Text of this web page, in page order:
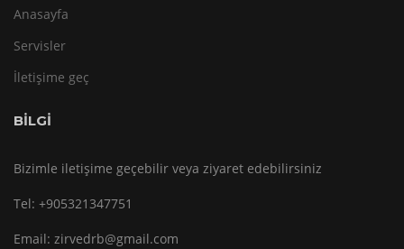
Anasayfa
Servisler
İletişime geç
BİLGİ
Bizimle iletişime geçebilir veya ziyaret edebilirsiniz
Tel: +905321347751
Email: zirvedrb@gmail.com